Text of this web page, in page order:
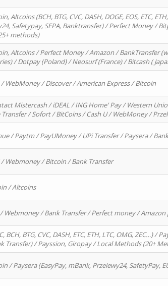
Altcoins (BCH, BTG, CVC, DASH, DOGE, EOS, ETC,
Safetypay, SEPA, Banktransfer) / Perfect Money /
methods)
Altcoins / Perfect Money / Amazon / BankTransfer
/ Dotpay (Poland) / Neosurf (France) / Bitcash (
WebMoney / Discover / American Express / Bitcoin
Mistercash / iDEAL / ING Home' Pay / Western
/ Sofort / BitCoins / Cash U / WebMoney /
/ Paytm / PayUMoney / UPi Transfer / Paysera /
Webmoney / Bitcoin / Bank Transfer
/ Altcoins
Webmoney / Bank Transfer / Perfect money / Amazon
BTG, CVC, DASH, ETC, ETH, LTC, OMG, ZEC…) /
Transfer) / Payssion, Giropay / Local Methods (20+
/ Paysera (EasyPay, mBank, Przelewy24, SafetyPay,